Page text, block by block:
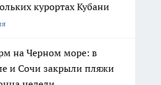
курортах Кубани
на Черном море: в
и Сочи закрыли пляжи